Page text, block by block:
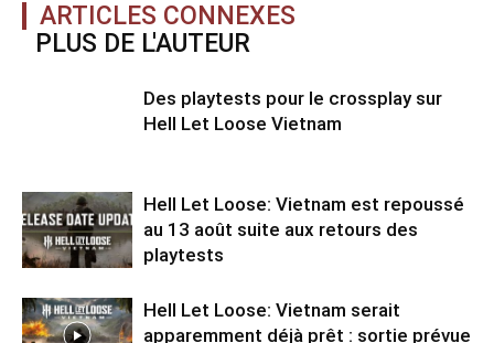
ARTICLES CONNEXES
PLUS DE L'AUTEUR
Des playtests pour le crossplay sur
Hell Let Loose Vietnam
Hell Let Loose: Vietnam est repoussé
au 13 août suite aux retours des
playtests
Hell Let Loose: Vietnam serait
apparemment déjà prêt : sortie prévue